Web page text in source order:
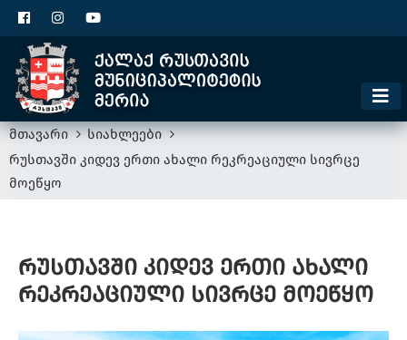
მთავარი
სიახლეები
რუსთავში კიდევ ერთი ახალი რეკრეაციული სივრცე
მოეწყო
რუსთავში კიდევ ერთი ახალი
რეკრეაციული სივრცე მოეწყო